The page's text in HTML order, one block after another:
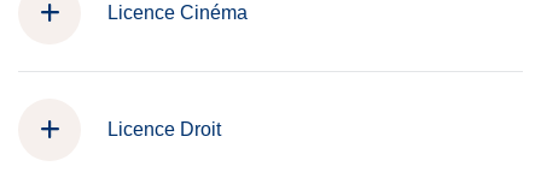
Licence Cinéma
Licence Droit